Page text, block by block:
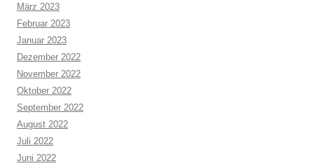
März 2023
Februar 2023
Januar 2023
Dezember 2022
November 2022
Oktober 2022
September 2022
August 2022
Juli 2022
Juni 2022